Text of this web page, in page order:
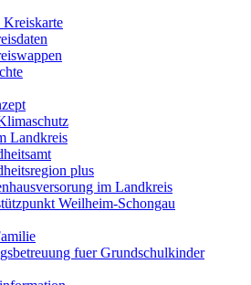
Landkreis
plus
im Landkreis
Weilheim-Schongau
fuer Grundschulkinder